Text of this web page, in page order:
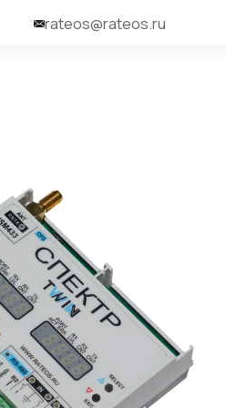
rateos@rateos.ru